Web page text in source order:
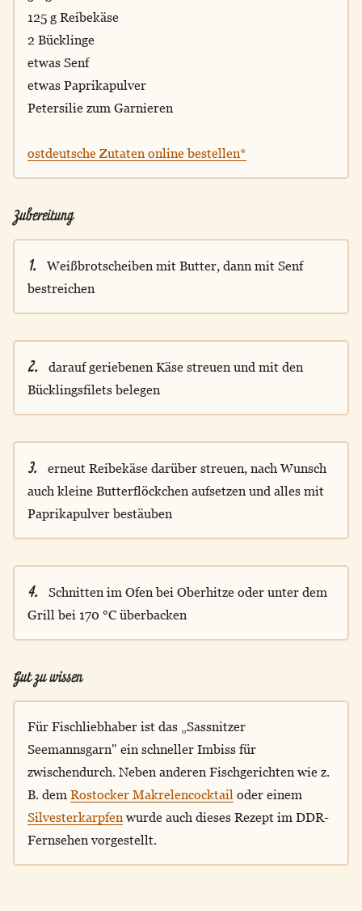
125 g Reibekäse
2 Bücklinge
etwas Senf
etwas Paprikapulver
Petersilie zum Garnieren
ostdeutsche Zutaten online bestellen*
Zubereitung
1.
Weißbrotscheiben mit Butter, dann mit Senf
bestreichen
2.
darauf geriebenen Käse streuen und mit den
Bücklingsfilets belegen
3.
erneut Reibekäse darüber streuen, nach Wunsch
auch kleine Butterflöckchen aufsetzen und alles mit
Paprikapulver bestäuben
4.
Schnitten im Ofen bei Oberhitze oder unter dem
Grill bei 170 °C überbacken
Gut zu wissen
Für Fischliebhaber ist das „Sassnitzer
Seemannsgarn" ein schneller Imbiss für
zwischendurch. Neben anderen Fischgerichten wie z.
B. dem Rostocker Makrelencocktail oder einem
Silvesterkarpfen wurde auch dieses Rezept im DDR-
Fernsehen vorgestellt.